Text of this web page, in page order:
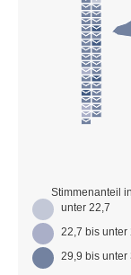
Stimmenanteil
unter 22,7
22,7 bis unter
29,9 bis unter